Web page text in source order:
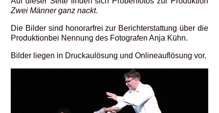
Zwei Männer ganz nackt.
Die Bilder sind honorarfrei zur Berichterstattung über die
Produktionbei Nennung des Fotografen Anja Kühn.
Bilder liegen in Druckaulösung und Onlineauflösung vor.